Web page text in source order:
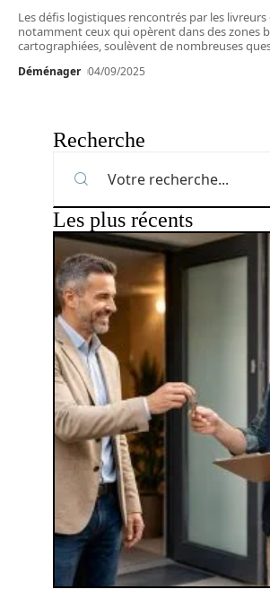
Les défis logistiques rencontrés par les livreurs
notamment ceux qui opèrent dans des zones
cartographiées, soulèvent de nombreuses
Déménager 04/09/2025
Recherche
Les plus récents